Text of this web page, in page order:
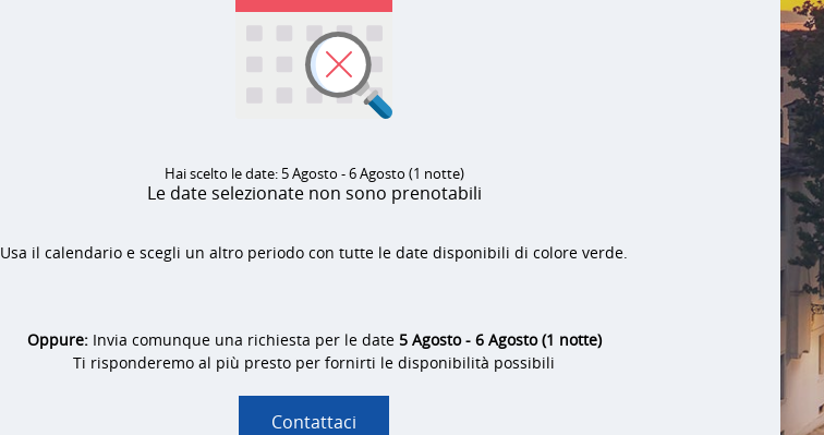
Hai scelto le date: 5 Agosto - 6 Agosto (1 notte)
Le date selezionate non sono prenotabili
Usa il calendario e scegli un altro periodo con tutte le date disponibili di colore verde.
Oppure:Invia comunque una richiesta per le date 5 Agosto - 6 Agosto (1 notte)
Ti risponderemo al più presto per fornirti le disponibilità possibili
Contattaci